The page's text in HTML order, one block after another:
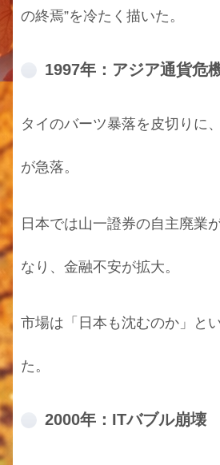
の終焉”を冷たく描いた。
1997年：アジア通貨危
タイのバーツ暴落を皮切りに
が急落。
日本では山一證券の自主廃業
なり、金融不安が拡大。
市場は「日本も沈むのか」と
た。
2000年：ITバブル崩壊